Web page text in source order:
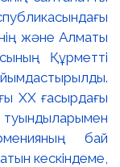
және Алматы
Құрметті
ХХ ғасырдағы
бай
кескіндеме,